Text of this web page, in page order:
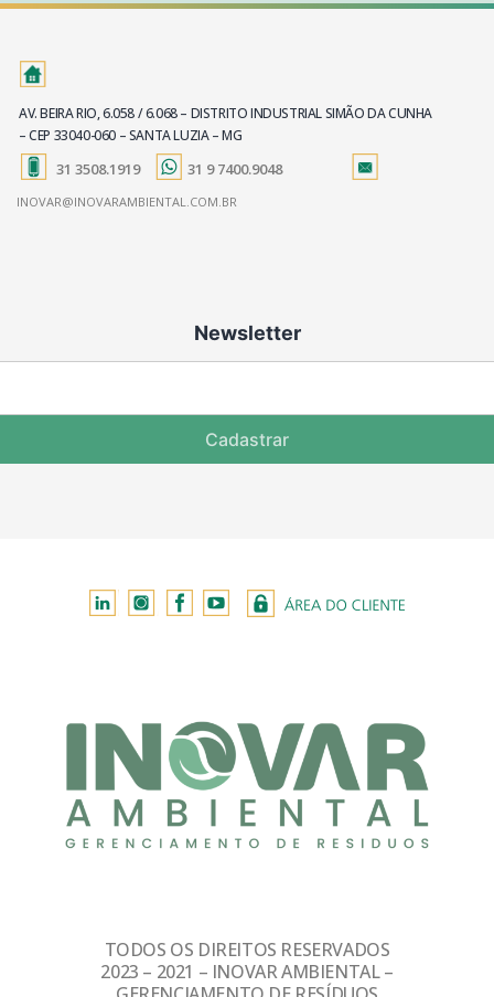
AV. BEIRA RIO, 6.058 / 6.068 – DISTRITO INDUSTRIAL SIMÃO DA CUNHA
– CEP 33040-060 – SANTA LUZIA – MG
31 3508.1919 31 9 7400.9048
INOVAR@INOVARAMBIENTAL.COM.BR
Newsletter
Cadastrar
TODOS OS DIREITOS RESERVADOS
2023 – 2021 – INOVAR AMBIENTAL –